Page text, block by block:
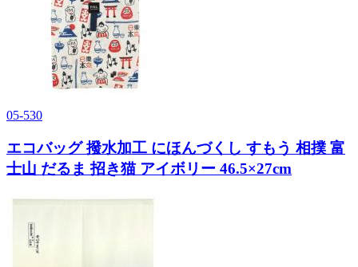
05-530
エコバッグ 撥水加工 にほんづくし すもう 相撲 富
士山 だるま 招き猫 アイボリー 46.5×27cm